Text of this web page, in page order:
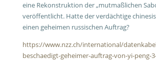
eine Rekonstruktion der „mutmaßlichen
veröffentlicht. Hatte der verdächtige
einen geheimen russischen Auftrag?
https://www.nzz.ch/international/
beschaedigt-geheimer-auftrag-von-yi-peng-